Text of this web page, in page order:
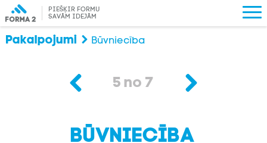
PIEŠĶIR FORMU
SAVĀM IDEJĀM
Pakalpojumi Būvniecība
5 no 7
BŪVNIECĪBA